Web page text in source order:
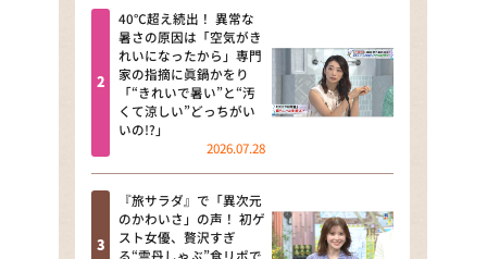
news おかえり
河合＆A.B.C-Z塚田×福井アナ
「なんでやねん！？」（news お
かえり）
DAIGOも台所 ～きょうの献立 何
にする？～
本日はダイアンなり！シーズン２
40℃超え続出！ 異常な
暑さの原因は「空気がき
れいになったから」専門
家の指摘に眞鍋かをり
「“きれいで暑い”と“汚
くて涼しい”どっちがい
いの!?」
2026.07.28
『旅サラダ』で「異次元
のかわいさ」の声！ 初ゲ
スト女優、贅沢すぎ
る“雲丹しゃぶ”食リポで